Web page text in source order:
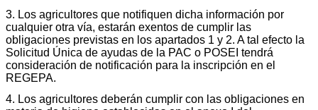
3. Los agricultores que notifiquen dicha información por
cualquier otra vía, estarán exentos de cumplir las
obligaciones previstas en los apartados 1 y 2. A tal efecto la
Solicitud Única de ayudas de la PAC o POSEI tendrá
consideración de notificación para la inscripción en el
REGEPA.
4. Los agricultores deberán cumplir con las obligaciones en